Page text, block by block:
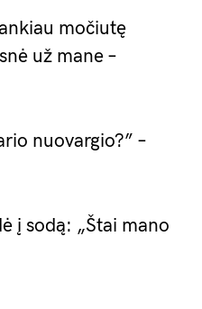
močiutę
už mane –
nuovargio?” –
į sodą: „Štai mano